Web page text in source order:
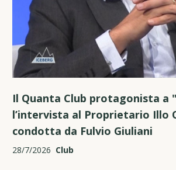
Il Quanta Club protagonista a
l’intervista al Proprietario Illo
condotta da Fulvio Giuliani
28/7/2026 Club